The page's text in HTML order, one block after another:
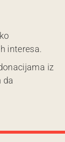
interesa.
iz
da